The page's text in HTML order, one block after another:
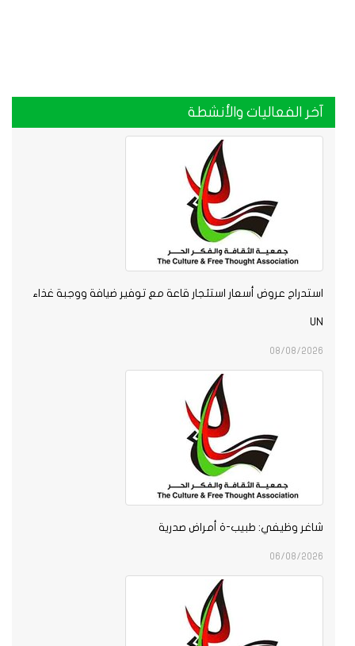
آخر الفعاليات والأنشطة
استدراج عروض أسعار استئجار قاعة مع توفير ضيافة ووجبة غذاء
UN
08/08/2026
شاغر وظيفي: طبيب-ة أمراض صدرية
06/08/2026